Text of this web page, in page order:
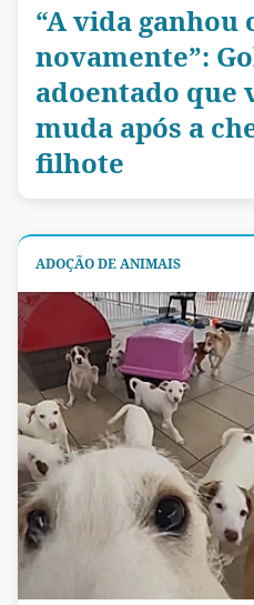
“A vida ganhou
novamente”:
adoentado que
muda após a
filhote
ADOÇÃO DE ANIMAIS